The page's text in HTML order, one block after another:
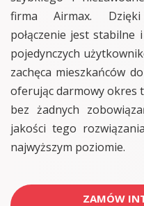
firma Airmax. Dzięki
połączenie jest
pojedynczych
zachęca mieszkańców
oferując darmowy okres
bez żadnych
jakości tego
najwyższym poziomie.
ZAMÓW